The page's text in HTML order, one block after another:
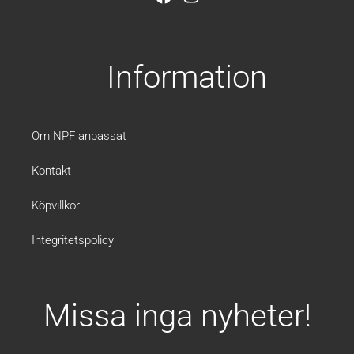
o
g
Information
Om NPF anpassat
Kontakt
Köpvillkor
Integritetspolicy
Missa inga nyheter!